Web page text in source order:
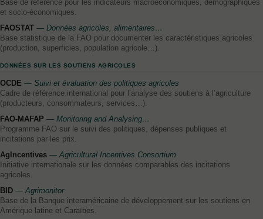
Base de référence pour les indicateurs macroéconomiques, démographiques
et socio-économiques.
FAOSTAT — Données agricoles, alimentaires…
Base statistique de la FAO pour documenter les caractéristiques agricoles
(production, superficies, population agricole…).
DONNÉES SUR LES SOUTIENS AGRICOLES
OCDE — Suivi et évaluation des politiques agricoles
Cadre de référence international pour l’analyse des soutiens à l’agriculture
(producteurs, consommateurs, services…).
FAO-MAFAP — Monitoring and Analysing…
Programme FAO sur le suivi des politiques, dépenses publiques et
incitations par les prix.
AgIncentives — Agricultural Incentives Consortium
Initiative internationale sur les données comparables des incitations
agricoles.
BID — Agrimonitor
Base de la Banque interaméricaine de développement sur les soutiens en
Amérique latine et Caraïbes.